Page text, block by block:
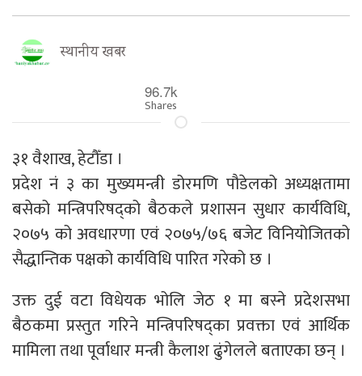
स्थानीय खबर
96.7k
Shares
३१ वैशाख, हेटौँडा ।
प्रदेश नं ३ का मुख्यमन्त्री डोरमणि पौडेलको अध्यक्षतामा
बसेको मन्त्रिपरिषद्को बैठकले प्रशासन सुधार कार्यविधि,
२०७५ को अवधारणा एवं २०७५/७६ बजेट विनियोजितको
सैद्धान्तिक पक्षको कार्यविधि पारित गरेको छ ।
उक्त दुई वटा विधेयक भोलि जेठ १ मा बस्ने प्रदेशसभा
बैठकमा प्रस्तुत गरिने मन्त्रिपरिषद्का प्रवक्ता एवं आर्थिक
मामिला तथा पूर्वाधार मन्त्री कैलाश ढुंगेलले बताएका छन् ।